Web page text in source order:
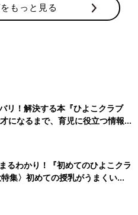
もっと見る
リ！解決する本『ひよこクラブ
になるまで、育児に役立つ情報が
るわかり！『初めてのひよこクラ
集〉初めての授乳がうまくい
クの基本と夏のトラブル 解決テ